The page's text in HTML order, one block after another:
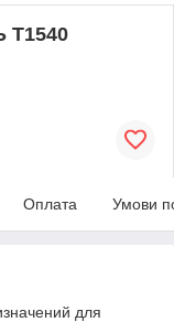
Т1540
Оплата Умови
для